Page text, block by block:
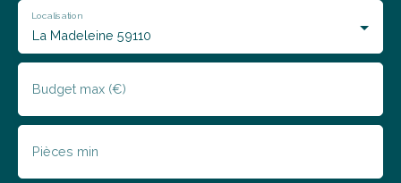
une dépendance 💵 Informations financières : - Prix de
vente honoraires inclus 559 000€ HAI - Prix de vente
hors honoraires 546 100€ - Honoraires à la charge de
l’acquéreur 12 900€ soit 2. 36% du prix de vente !
solution de transaction immobilière. Bénéficiez d'un
en moyenne 2 à 3 fois moins cher qu’une agence
traditionnelle pour les mêmes services ! Pour toute
La Madeleine 59110
Localisation
Budget max (€)
Pièces min